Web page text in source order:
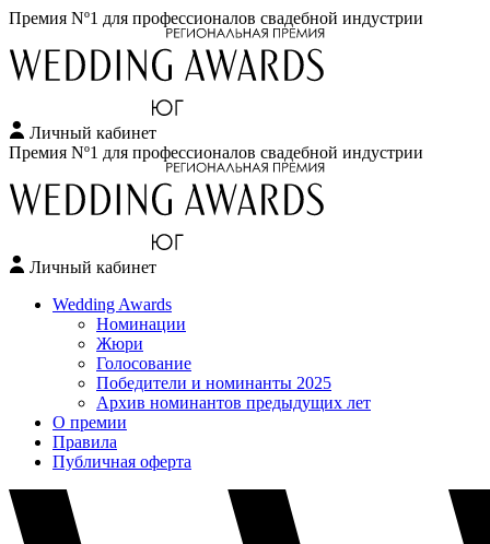
Премия Nº1 для профессионалов свадебной индустрии
Личный кабинет
Перейти
содержимому
Премия Nº1 для профессионалов свадебной индустрии
Личный кабинет
Wedding Awards
Номинации
Жюри
Голосование
Победители и номинанты 2025
Архив номинантов предыдущих лет
О премии
Правила
Публичная оферта